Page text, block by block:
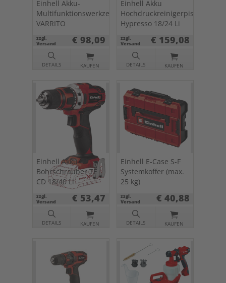
Einhell Akku-
Multifunktionswerkzeug
VARRITO
zzgl.
Versand
€ 98,09
DETAILS KAUFEN
Einhell Akku
Hochdruckreinigerpistole
Hypresso 18/24 Li
zzgl.
Versand
€ 159,08
DETAILS KAUFEN
Einhell Akku
Bohrschrauber TE
CD 18/40 Li
zzgl.
Versand
€ 53,47
DETAILS KAUFEN
Einhell E-Case S-F
Systemkoffer (max.
25 kg)
zzgl.
Versand
€ 40,88
DETAILS KAUFEN